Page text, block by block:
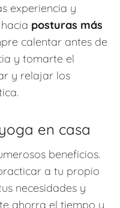
experiencia y
posturas más
calentar antes de
y tomarte el
y relajar los
en casa
beneficios.
a tu propio
necesidades y
ahorra el tiempo y